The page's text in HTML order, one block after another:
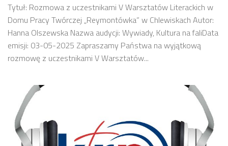
Tytuł: Rozmowa z uczestnikami V Warsztatów Literackich w
Domu Pracy Twórczej „Reymontówka” w Chlewiskach Autor:
Hanna Olszewska Nazwa audycji: Wywiady, Kultura na faliData
emisji: 03-05-2025 Zapraszamy Państwa na wyjątkową
rozmowę z uczestnikami V Warsztatów...